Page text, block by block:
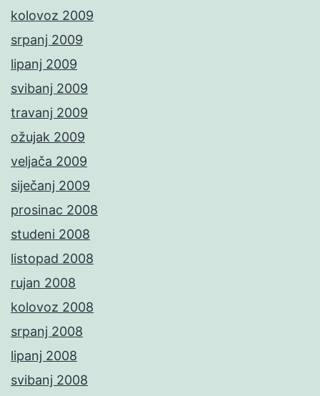
kolovoz 2009
srpanj 2009
lipanj 2009
svibanj 2009
travanj 2009
ožujak 2009
veljača 2009
siječanj 2009
prosinac 2008
studeni 2008
listopad 2008
rujan 2008
kolovoz 2008
srpanj 2008
lipanj 2008
svibanj 2008